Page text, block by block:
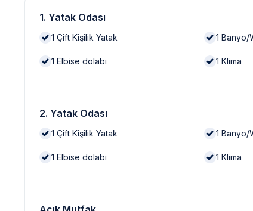
1. Yatak Odası
1 Çift Kişilik Yatak 1 Banyo/
1 Elbise dolabı 1 Klima
2. Yatak Odası
1 Çift Kişilik Yatak 1 Banyo/
1 Elbise dolabı 1 Klima